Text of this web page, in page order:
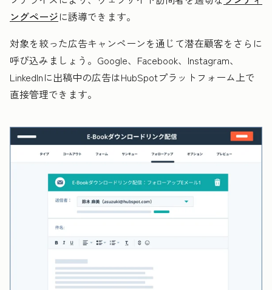
ングページに誘導できます。
対象を絞った広告キャンペーンを通じて潜在顧客をさらに
呼び込みましょう。Google、Facebook、Instagram、
LinkedInに出稿中の広告はHubSpotプラットフォーム上で
直接管理できます。